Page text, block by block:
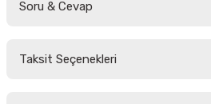
Soru & Cevap
Taksit Seçenekleri